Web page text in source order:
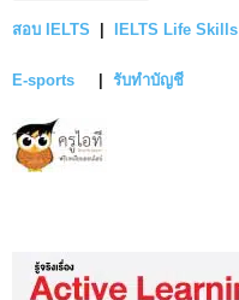
สอบ IELTS IELTS Life Skills
E-sports รับทำบัญชี